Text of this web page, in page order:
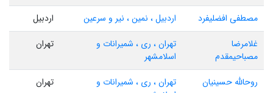
مصطفی افضلیفرد اردبیل ، نمین ، نیر و سرعین
اردبیل
غلامرضا
مصباحیمقدم
تهران ، ری ، شمیرانات و
اسلامشهر
تهران
روحالله حسینیان
تهران ، ری ، شمیرانات و
تهران